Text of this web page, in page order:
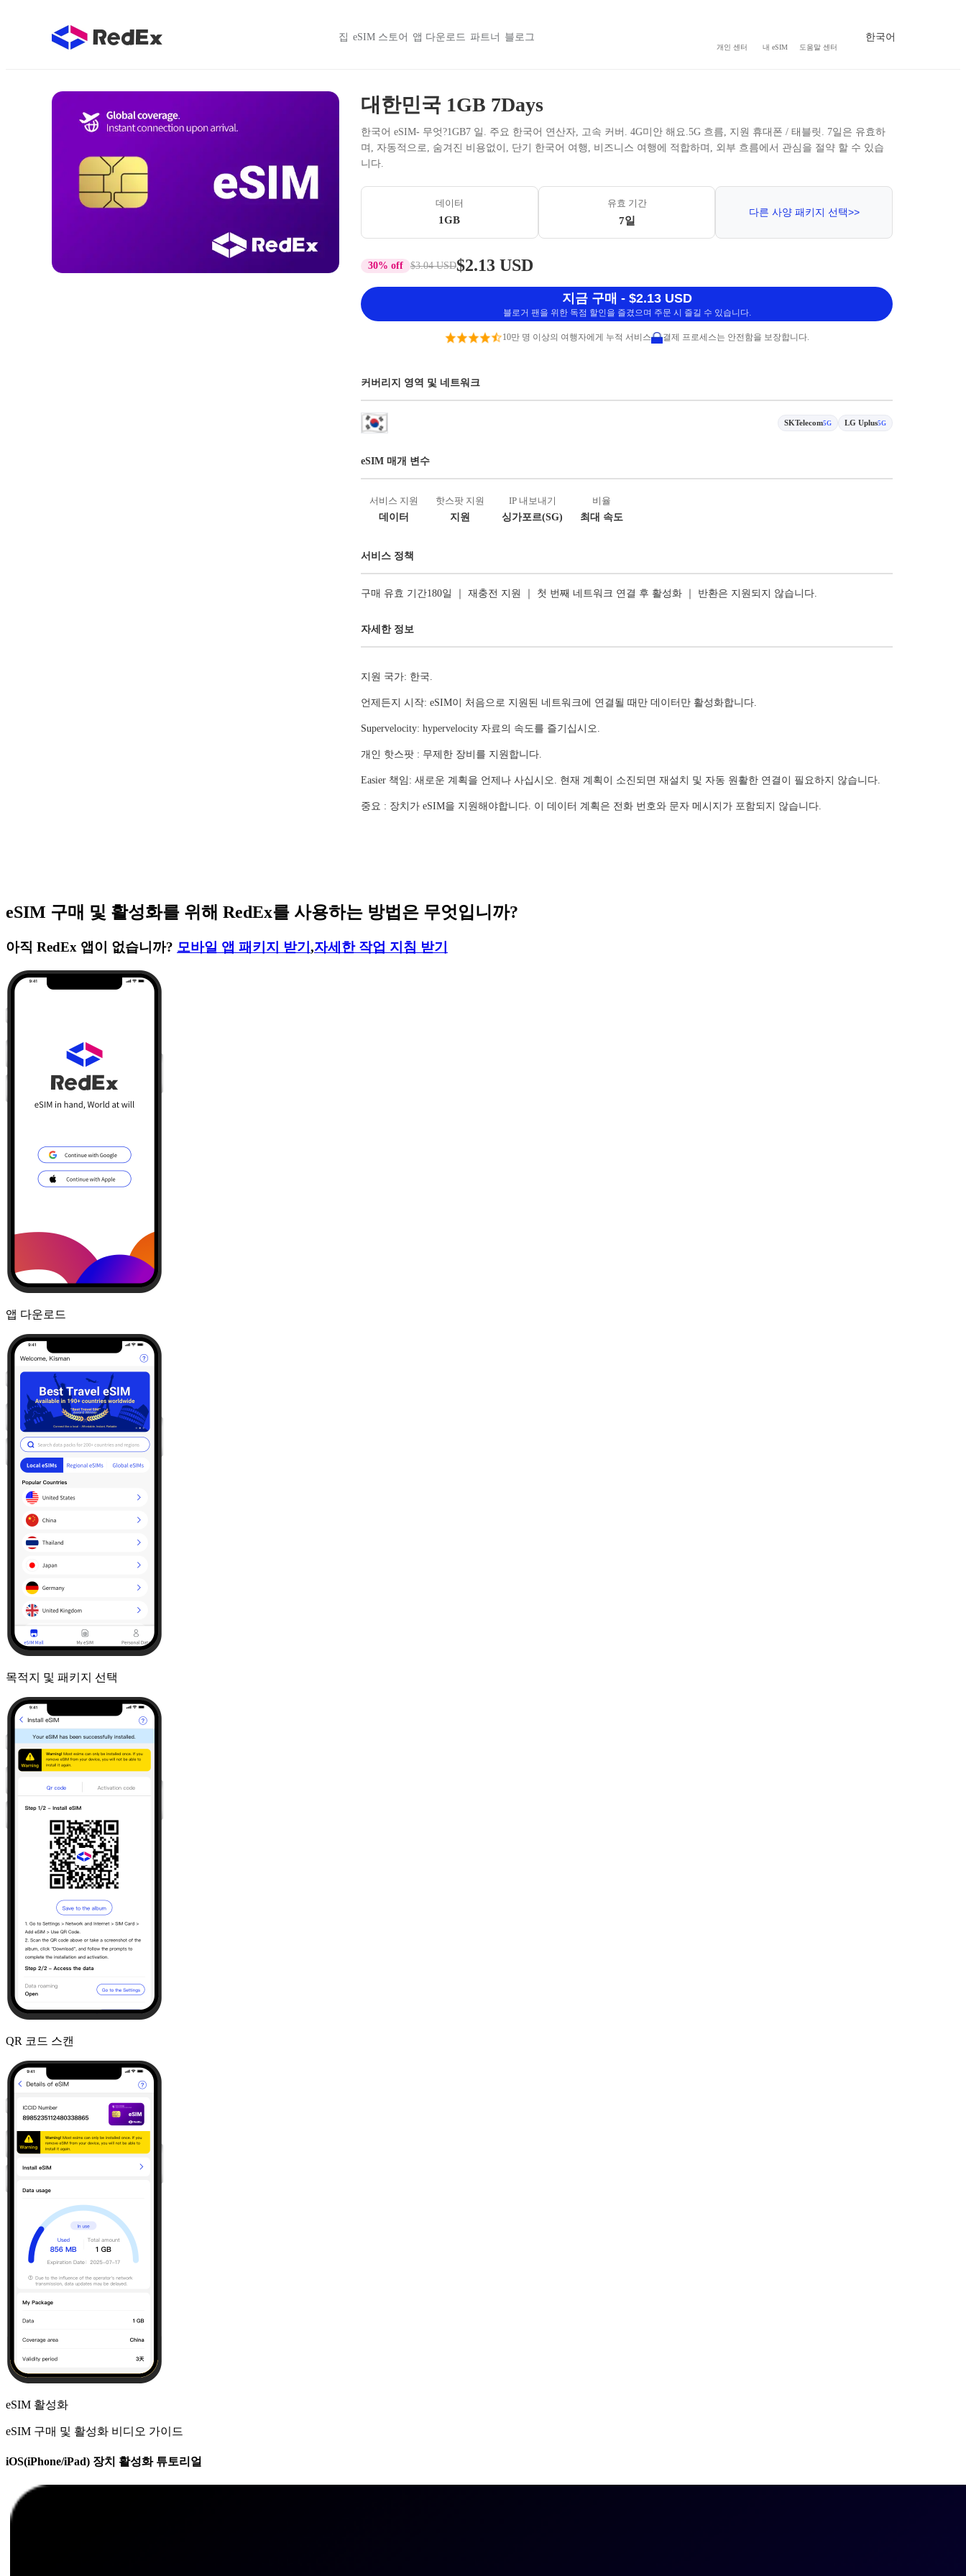
집 eSIM 스토어 앱 다운로드 파트너 블로그
개인 센터 내 eSIM 도움말 센터
한국어
대한민국 1GB 7Days
한국어 eSIM- 무엇?1GB7 일. 주요 한국어 연산자, 고속 커버. 4G미안 해요.5G 흐름, 지원 휴대폰 / 태블릿. 7일은 유효하
며, 자동적으로, 숨겨진 비용없이, 단기 한국어 여행, 비즈니스 여행에 적합하며, 외부 흐름에서 관심을 절약 할 수 있습
니다.
데이터
1GB
유효 기간
7일
다른 사양 패키지 선택>>
30% off $3.04 USD$2.13 USD
지금 구매 - $2.13 USD
블로거 팬을 위한 독점 할인을 즐겼으며 주문 시 즐길 수 있습니다.
10만 명 이상의 여행자에게 누적 서비스 결제 프로세스는 안전함을 보장합니다.
커버리지 영역 및 네트워크
SKTelecom5G LG Uplus5G
eSIM 매개 변수
서비스 지원
데이터
핫스팟 지원
지원
IP 내보내기
싱가포르(SG)
비율
최대 속도
서비스 정책
구매 유효 기간180일 ｜ 재충전 지원 ｜ 첫 번째 네트워크 연결 후 활성화 ｜ 반환은 지원되지 않습니다.
자세한 정보
지원 국가: 한국.
언제든지 시작: eSIM이 처음으로 지원된 네트워크에 연결될 때만 데이터만 활성화합니다.
Supervelocity: hypervelocity 자료의 속도를 즐기십시오.
개인 핫스팟 : 무제한 장비를 지원합니다.
Easier 책임: 새로운 계획을 언제나 사십시오. 현재 계획이 소진되면 재설치 및 자동 원활한 연결이 필요하지 않습니다.
중요 : 장치가 eSIM을 지원해야합니다. 이 데이터 계획은 전화 번호와 문자 메시지가 포함되지 않습니다.
eSIM 구매 및 활성화를 위해 RedEx를 사용하는 방법은 무엇입니까?
아직 RedEx 앱이 없습니까? 모바일 앱 패키지 받기 ,자세한 작업 지침 받기
앱 다운로드
목적지 및 패키지 선택
QR 코드 스캔
eSIM 활성화
eSIM 구매 및 활성화 비디오 가이드
iOS(iPhone/iPad) 장치 활성화 튜토리얼